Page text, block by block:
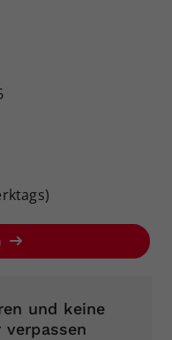
und keine
verpassen